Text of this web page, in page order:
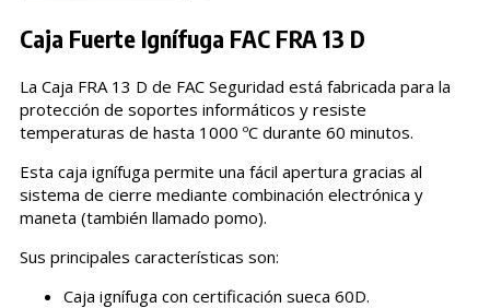
Caja Fuerte Ignífuga FAC FRA 13 D
La Caja FRA 13 D de FAC Seguridad está fabricada para la
protección de soportes informáticos y resiste
temperaturas de hasta 1000 ºC durante 60 minutos.
Esta caja ignífuga permite una fácil apertura gracias al
sistema de cierre mediante combinación electrónica y
maneta (también llamado pomo).
Sus principales características son:
Caja ignífuga con certificación sueca 60D.